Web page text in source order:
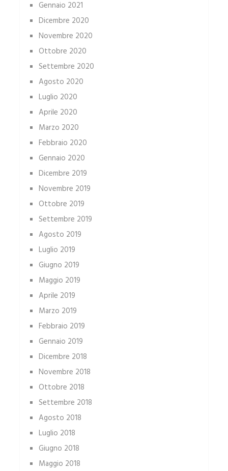
Gennaio 2021
Dicembre 2020
Novembre 2020
Ottobre 2020
Settembre 2020
Agosto 2020
Luglio 2020
Aprile 2020
Marzo 2020
Febbraio 2020
Gennaio 2020
Dicembre 2019
Novembre 2019
Ottobre 2019
Settembre 2019
Agosto 2019
Luglio 2019
Giugno 2019
Maggio 2019
Aprile 2019
Marzo 2019
Febbraio 2019
Gennaio 2019
Dicembre 2018
Novembre 2018
Ottobre 2018
Settembre 2018
Agosto 2018
Luglio 2018
Giugno 2018
Maggio 2018